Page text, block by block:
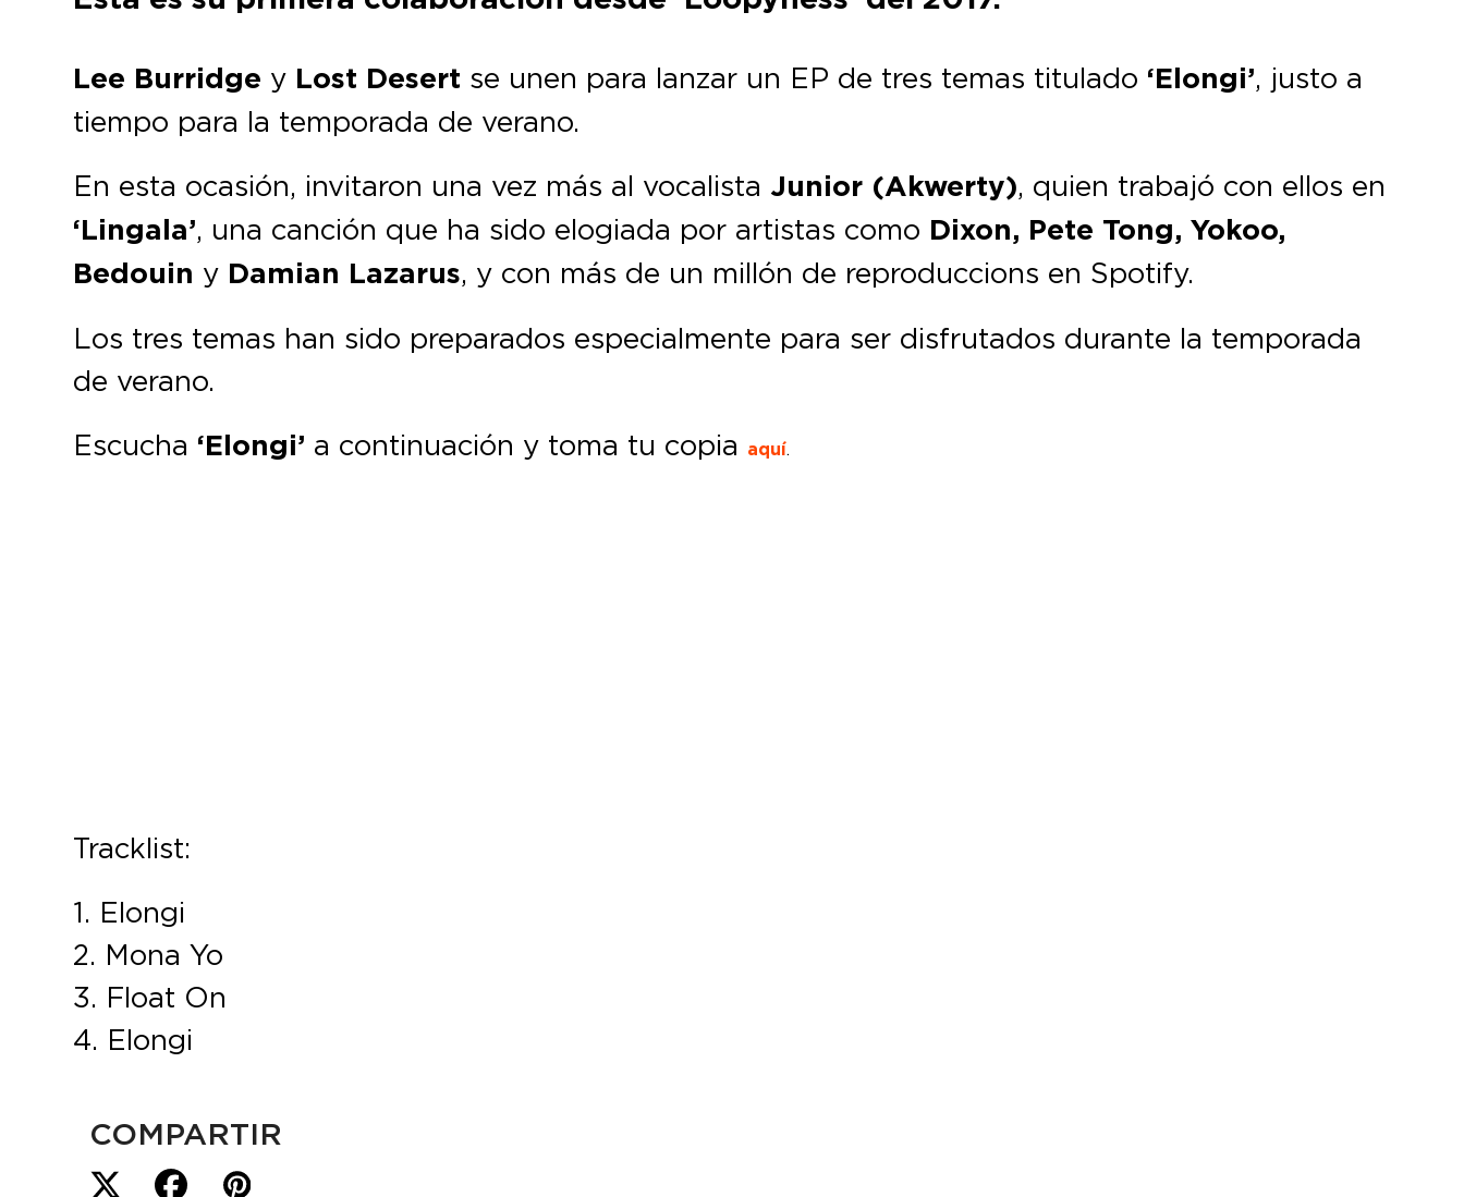
Lee Burridge y Lost Desert se unen para lanzar un EP de tres temas titulado ‘Elongi’, justo a
tiempo para la temporada de verano.
En esta ocasión, invitaron una vez más al vocalista Junior (Akwerty), quien trabajó con ellos en
‘Lingala’, una canción que ha sido elogiada por artistas como Dixon, Pete Tong, Yokoo,
Bedouin y Damian Lazarus, y con más de un millón de reproduccions en Spotify.
Los tres temas han sido preparados especialmente para ser disfrutados durante la temporada
de verano.
Escucha ‘Elongi’ a continuación y toma tu copia aquí.
Tracklist:
1. Elongi
2. Mona Yo
3. Float On
4. Elongi
COMPARTIR